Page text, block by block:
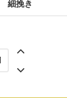
細挽き